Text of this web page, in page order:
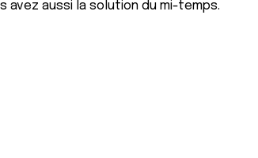
avez aussi la solution du mi-temps.